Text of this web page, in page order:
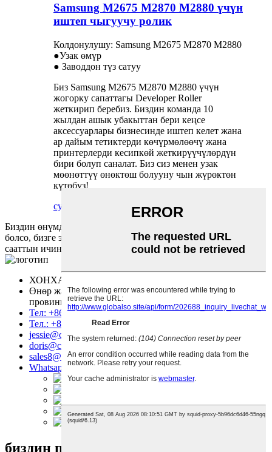
Samsung M2675 M2870 M2880 үчүн
иштеп чыгуучу ролик
Колдонулушу: Samsung M2675 M2870 M2880
●Узак өмүр
● Заводдон түз сатуу
Биз Samsung M2675 M2870 M2880 үчүн
жогорку сапаттагы Developer Roller
жеткирип беребиз. Биздин команда 10
жылдан ашык убакыттан бери кеңсе
аксессуарлары бизнесинде иштеп келет жана
ар дайым тетиктерди көчүрмөлөөчү жана
принтерлерди кесипкөй жеткирүүчүлөрдүн
бири болуп саналат. Биз сиз менен узак
мөөнөттүү өнөктөш болууну чын жүрөктөн
күтөбүз!
суроо
майда-чүйдөсүнө чейин
Биздин өнүмдөр же баалар тизмеси боюнча суроолоруңуз
болсо, бизге электрондук почтаңызды калтырыңыз, биз 8
сааттын ичинде байланышабыз.суроо
ХОНХАЙ ТЕХНОЛОГИЯСЫ ЧЕКТЕЛГЕН ЖЧК
Өнөр жай аймагы, Нанхай, Фошан шаары, Гуандун
провинциясы, Кытай
Тел: +86 757 86771039
Тел.: +86 14739630203
jessie@copierconsumables.com
doris@copierconsumables.com
sales8@copierconsumables.com
Whatsapp: 8614739630203
биздин продукциялар